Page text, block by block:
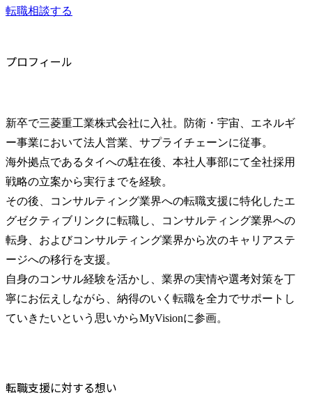
プロフィール
新卒で三菱重工業株式会社に入社。防衛・宇宙、エネルギ
ー事業において法人営業、サプライチェーンに従事。
海外拠点であるタイへの駐在後、本社人事部にて全社採用
戦略の立案から実行までを経験。
その後、コンサルティング業界への転職支援に特化したエ
グゼクティブリンクに転職し、コンサルティング業界への
転身、およびコンサルティング業界から次のキャリアステ
ージへの移行を支援。
自身のコンサル経験を活かし、業界の実情や選考対策を丁
寧にお伝えしながら、納得のいく転職を全力でサポートし
ていきたいという思いからMyVisionに参画。
転職支援に対する想い
転職相談する